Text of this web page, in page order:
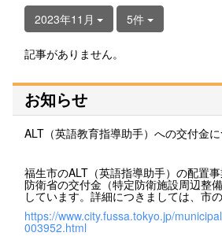
2023年11月 5件
記事がありません。
お知らせ
ALT（英語教育指導助手）への交付金
福生市のALT（英語指導助手）の配置
防衛省の交付金（特定防衛施設周辺整
しています。詳細につきましては、市
https://www.city.fussa.tokyo.jp/
003952.html